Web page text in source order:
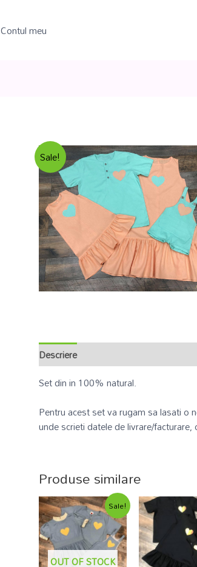
Contul meu
Sale!
Descriere
Set din in 100% natural.
Pentru acest set va rugam sa lasati o
unde scrieti datele de livrare/
Produse similare
Sale!
OUT OF STOCK